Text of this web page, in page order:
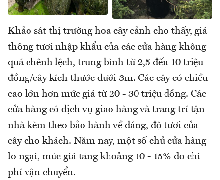
Khảo sát thị trường hoa cây cảnh cho thấy, giá
thông tươi nhập khẩu của các cửa hàng không
quá chênh lệch, trung bình từ 2,5 đến 10 triệu
đồng/cây kích thước dưới 3m. Các cây có chiều
cao lớn hơn mức giá từ 20 - 30 triệu đồng. Các
cửa hàng có dịch vụ giao hàng và trang trí tận
nhà kèm theo bảo hành về dáng, độ tươi của
cây cho khách. Năm nay, một số chủ cửa hàng
lo ngại, mức giá tăng khoảng 10 - 15% do chi
phí vận chuyển.